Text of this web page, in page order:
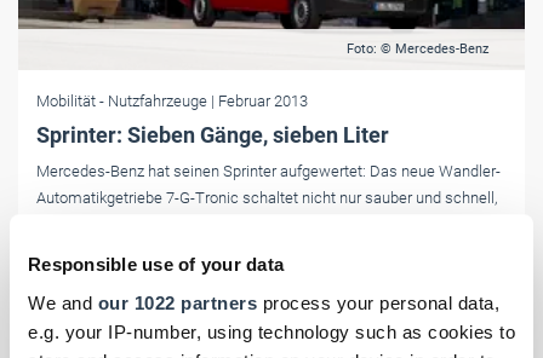
Responsible use of your data
We and our 1022 partners process your personal data,
e.g. your IP-number, using technology such as cookies to
Foto: © Mercedes-Benz
Mobilität - Nutzfahrzeuge | Februar 2013
Sprinter: Sieben Gänge, sieben Liter
Mercedes-Benz hat seinen Sprinter aufgewertet: Das neue Wandler-
Automatikgetriebe 7-G-Tronic schaltet nicht nur sauber und schnell,